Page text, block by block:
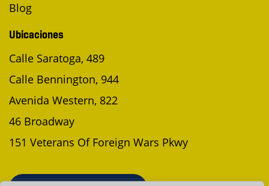
Blog
Ubicaciones
Calle Saratoga, 489
Calle Bennington, 944
Avenida Western, 822
46 Broadway
151 Veterans Of Foreign Wars Pkwy